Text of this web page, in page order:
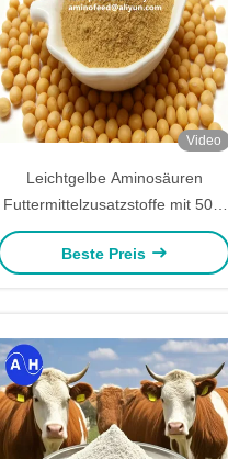
Video
Leichtgelbe Aminosäuren
Futtermittelzusatzstoffe mit 50%
rohem Protein und hohem
Säurelöslichem Proteingehalt für
Beste Preis